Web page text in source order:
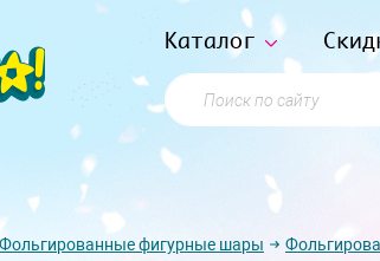
Каталог
Поиск по сайту
Фольгированные фигурные шары